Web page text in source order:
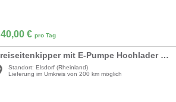
40,00 € pro Tag
Dreiseitenkipper mit E-Pumpe Hochlader 3.500 kg gebremst - 3600 x 1760 x 1360
Standort: Elsdorf (Rheinland)
Lieferung im Umkreis von 200 km möglich